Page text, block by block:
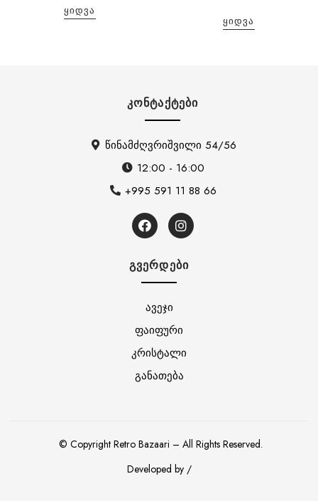
ᲧᲘᲓᲕᲐ
ᲧᲘᲓᲕᲐ
ᲙᲝᲜᲢᲐᲥᲢᲔᲑᲘ
წინამძღვრიშვილი 54/56
12:00 - 16:00
+995 591 11 88 66
ᲒᲕᲔᲠᲓᲔᲑᲘ
ავეჯი
ფაიფური
კრისტალი
განათება
Developed by /
© Copyright Retro Bazaari – All Rights Reserved.